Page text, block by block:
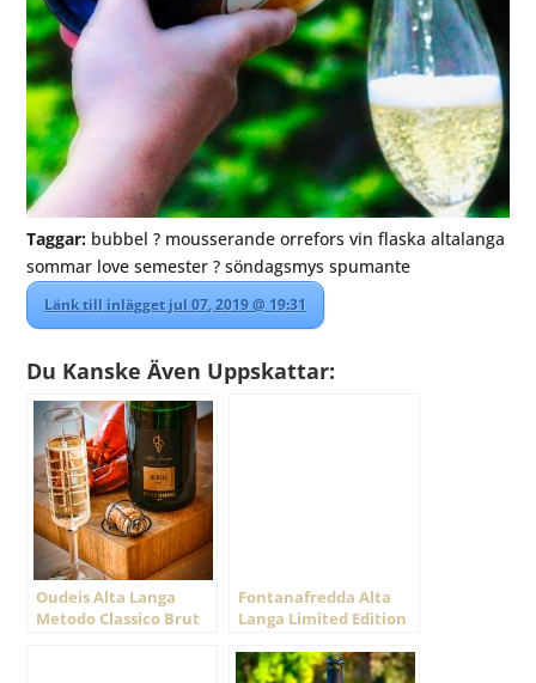
Taggar: bubbel ? mousserande orrefors vin flaska altalanga
sommar love semester ? söndagsmys spumante
Länk till inlägget jul 07, 2019 @ 19:31
Du Kanske Även Uppskattar:
Oudeis Alta Langa
Metodo Classico Brut
Fontanafredda Alta
Langa Limited Edition